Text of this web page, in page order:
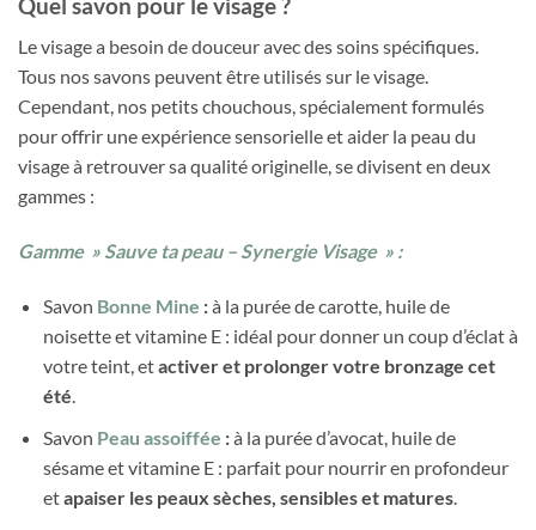
Le visage a besoin de douceur avec des soins spécifiques.
Tous nos savons peuvent être utilisés sur le visage.
Cependant, nos petits chouchous, spécialement formulés
pour offrir une expérience sensorielle et aider la peau du
visage à retrouver sa qualité originelle, se divisent en deux
gammes :
Gamme » Sauve ta peau – Synergie Visage » :
Savon Bonne Mine :à la purée de carotte, huile de
noisette et vitamine E : idéal pour donner un coup d’éclat à
votre teint, etactiver et prolonger votre bronzage cet
été.
Savon Peau assoiffée :à la purée d’avocat, huile de
sésame et vitamine E : parfait pour nourrir en profondeur
etapaiser les peaux sèches, sensibles et matures.